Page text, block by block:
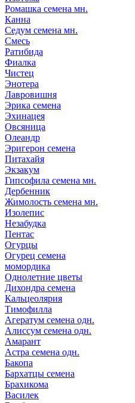
Ромашка семена мн.
Канна
Седум семена мн.
Смесь
Ратибида
Фиалка
Чистец
Энотера
Лавровишня
Эрика семена
Эхинацея
Овсяница
Олеандр
Эригерон семена
Питахайя
Экзакум
Гипсофила семена мн.
Дербенник
Жимолость семена мн.
Изолепис
Незабудка
Пентас
Огурцы
Огурец семена
момордика
Однолетние цветы
Дихондра семена
Кальцеолярия
Тимофилла
Агератум семена одн.
Алиссум семена одн.
Амарант
Астра семена одн.
Бакопа
Бархатцы семена
Брахикома
Василек